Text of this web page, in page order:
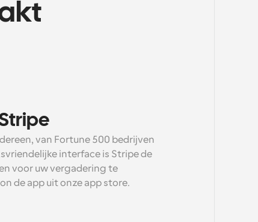
van Fortune 500 bedrijven
interface is Stripe de
voor uw vergadering te
de app uit onze app store.